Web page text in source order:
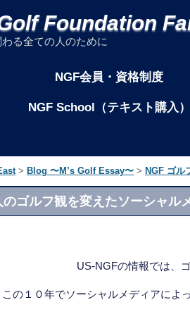
Foundation
る全ての人のために
NGF会員・資格制度
NGF School（テキスト購入）
> Blog 〜M’s Golf Essay〜 > NGF ゴル
ゴルフ観を変えたソーシャル
US-NGFの情報では、
この１０年でソーシャルメディアによ